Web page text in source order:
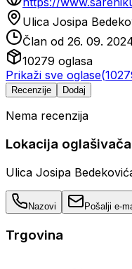
Ulica Josipa
Član od 26. 09.
10279 oglasa
Prikaži sve oglase(
Recenzije Dodaj
Nema recenzija
Lokacija oglašivača
Ulica Josipa
Nazovi Pošalji e-
Trgovina